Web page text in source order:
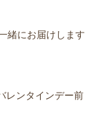
緒にお届けします
レンタインデー前